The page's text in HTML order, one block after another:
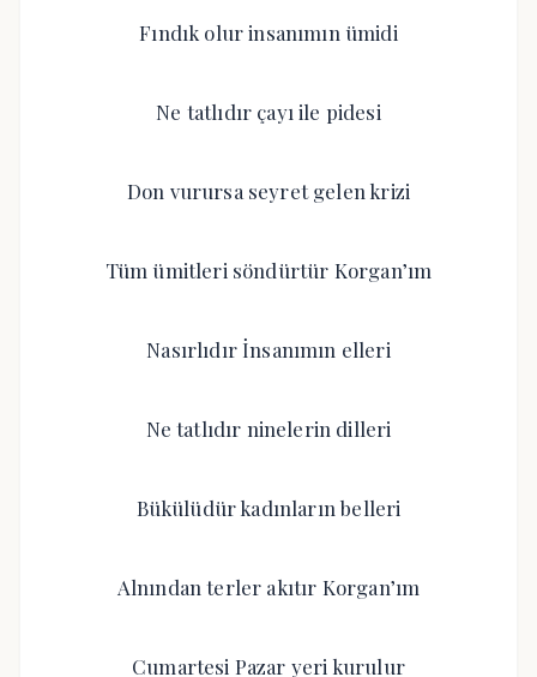
Fındık olur insanımın ümidi
Ne tatlıdır çayı ile pidesi
Don vurursa seyret gelen krizi
Tüm ümitleri söndürtür Korgan’ım
Nasırlıdır İnsanımın elleri
Ne tatlıdır ninelerin dilleri
Bükülüdür kadınların belleri
Alnından terler akıtır Korgan’ım
Cumartesi Pazar yeri kurulur